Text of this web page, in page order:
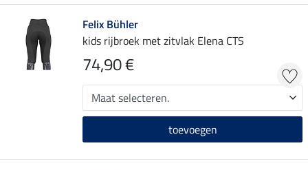
Felix Bühler
kids rijbroek met zitvlak Elena CTS
74,90 €
toevoegen